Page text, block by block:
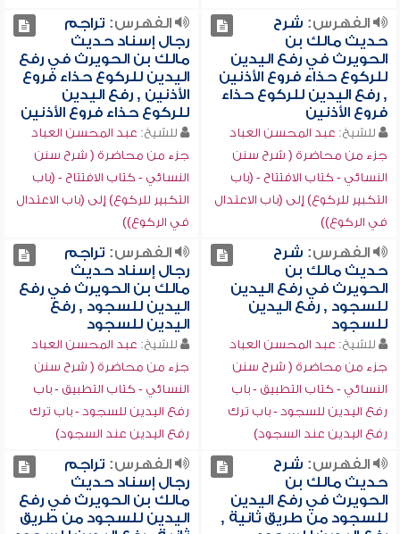
الفهرس: شرح
حديث مالك بن
الحويرث في رفع اليدين
للركوع حذاء فروع الأذنين
, رفع اليدين للركوع حذاء
فروع الأذنين
للشيخ: عبد المحسن العباد
جزء من محاضرة ( شرح سنن
النسائي - كتاب الافتتاح - (باب
التكبير للركوع) إلى (باب الاعتدال
في الركوع))
الفهرس: تراجم
رجال إسناد حديث
مالك بن الحويرث في رفع
اليدين للركوع حذاء فروع
الأذنين , رفع اليدين
للركوع حذاء فروع الأذنين
للشيخ: عبد المحسن العباد
جزء من محاضرة ( شرح سنن
النسائي - كتاب الافتتاح - (باب
التكبير للركوع) إلى (باب الاعتدال
في الركوع))
الفهرس: شرح
حديث مالك بن
الحويرث في رفع اليدين
للسجود , رفع اليدين
للسجود
للشيخ: عبد المحسن العباد
جزء من محاضرة ( شرح سنن
النسائي - كتاب التطبيق - باب
رفع اليدين للسجود - باب ترك
رفع اليدين عند السجود)
الفهرس: تراجم
رجال إسناد حديث
مالك بن الحويرث في رفع
اليدين للسجود , رفع
اليدين للسجود
للشيخ: عبد المحسن العباد
جزء من محاضرة ( شرح سنن
النسائي - كتاب التطبيق - باب
رفع اليدين للسجود - باب ترك
رفع اليدين عند السجود)
الفهرس: شرح
حديث مالك بن
الحويرث في رفع اليدين
للسجود من طريق ثانية ,
الفهرس: تراجم
رجال إسناد حديث
مالك بن الحويرث في رفع
اليدين للسجود من طريق